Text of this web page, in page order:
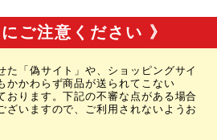
ご注意ください 》
た「偽サイト」や、ショッピングサイ
かかわらず商品が送られてこない
おります。下記の不審な点がある場合
ざいますので、ご利用されないようお